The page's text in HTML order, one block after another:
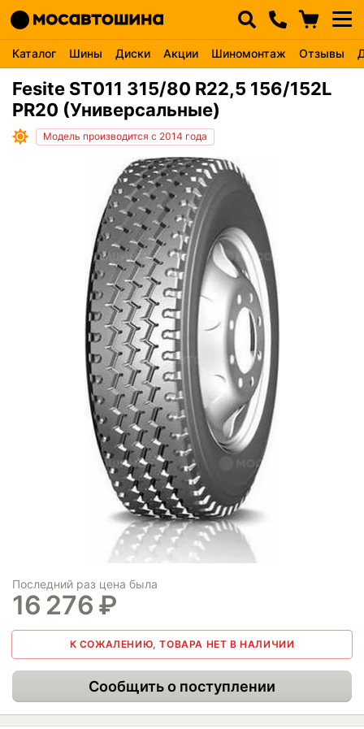
Каталог Шины Диски Акции Шиномонтаж Отзывы
Fesite ST011 315/80 R22,5 156/152L
PR20 (Универсальные)
Модель производится с 2014 года
Последний раз цена была
16 276 ₽
К СОЖАЛЕНИЮ, ТОВАРА НЕТ В НАЛИЧИИ
Сообщить о поступлении